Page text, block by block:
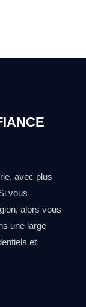
avec plus
vous
alors vous
une large
et